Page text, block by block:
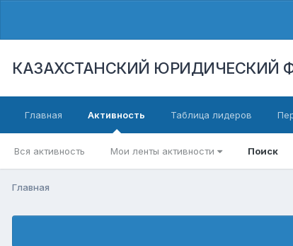
КАЗАХСТАНСКИЙ ЮРИДИЧЕСКИЙ
Главная Активность
Вся активность Мои ленты активности Поиск
Таблица лидеров
Главная